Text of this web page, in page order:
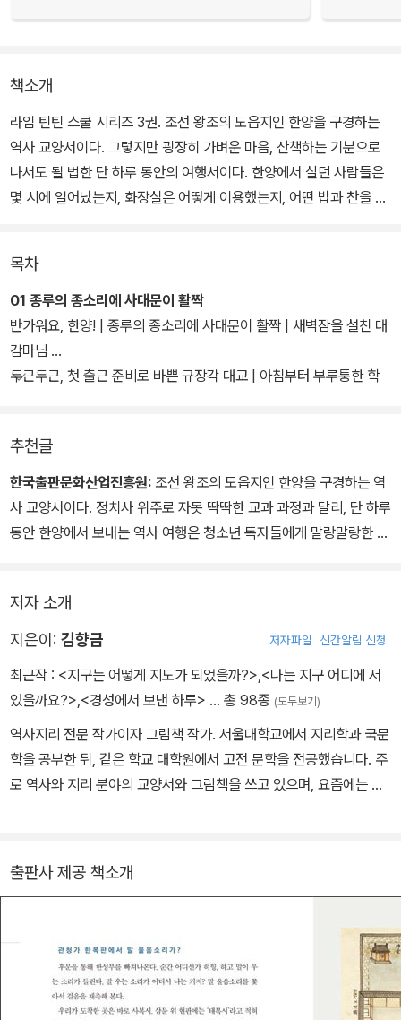
책소개
라임 틴틴 스쿨 시리즈 3권. 조선 왕조의 도읍지인 한양을 구경하는
역사 교양서이다. 그렇지만 굉장히 가벼운 마음, 산책하는 기분으로
나서도 될 법한 단 하루 동안의 여행서이다. 한양에서 살던 사람들은
몇 시에 일어났는지, 화장실은 어떻게 이용했는지, 어떤 밥과 찬을 차
실용 여행서인 것이다.
물론 한양 여행이 당시의 생활상을 찾아 단지 저잣거리와 기방만 구
경하다가 끝날 수는 없다. 왜 그런 생활을 했는지 논리적으로 따지다
보면, 그 시대의 정치.경제.사회와 만날 수밖에 없다. 이런 이유를 찾
가는 과정이기 때문에, 훨씬 쉽고 흥미롭게 조선 시대의 역사에 접근
할 수 있다.
정치사 위주로 500년 동안의 시간을 압축해서 보여 주는 자못 딱딱
사를 그려 보는 새로운 경험을 선사해 줄 것이다.
목차
01 종루의 종소리에 사대문이 활짝
반가워요, 한양! | 종루의 종소리에 사대문이 활짝 | 새벽잠을 설친 대
감마님
두근두근, 첫 출근 준비로 바쁜 규장각 대교 | 아침부터 부루퉁한 학
추천글
한국출판문화산업진흥원: 조선 왕조의 도읍지인 한양을 구경하는 역
사 교양서이다. 정치사 위주로 자못 딱딱한 교과 과정과 달리, 단 하루
동안 한양에서 보내는 역사 여행은 청소년 독자들에게 말랑말랑한 생
저자 소개
지은이: 김향금 저자파일 신간알림 신청
최근작 : <지구는 어떻게 지도가 되었을까?>,<나는 지구 어디에 서
있을까요?>,<경성에서 보낸 하루> … 총 98종 (모두보기)
역사지리 전문 작가이자 그림책 작가. 서울대학교에서 지리학과 국문
학을 공부한 뒤, 같은 학교 대학원에서 고전 문학을 전공했습니다. 주
로 역사와 지리 분야의 교양서와 그림책을 쓰고 있으며, 요즘에는 세
《한국생활사박물관》, 《우리 알고 세계 보고》 외 다수 시리즈를 만들
출판사 제공 책소개